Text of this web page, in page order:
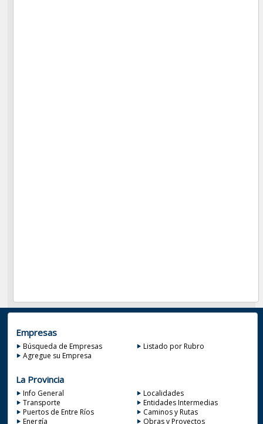
Empresas
Búsqueda de Empresas
Listado por Rubro
Agregue su Empresa
La Provincia
Info General
Localidades
Transporte
Entidades Intermedias
Puertos de Entre Ríos
Caminos y Rutas
Energía
Obras y Proyectos